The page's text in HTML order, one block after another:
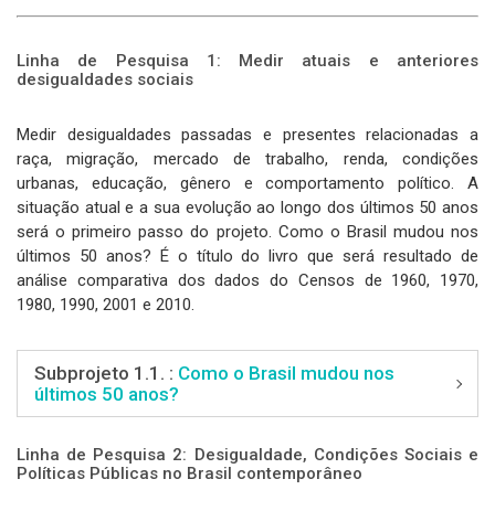
Linha de Pesquisa 1: Medir atuais e anteriores
desigualdades sociais
Medir desigualdades passadas e presentes relacionadas a
raça, migração, mercado de trabalho, renda, condições
urbanas, educação, gênero e comportamento político. A
situação atual e a sua evolução ao longo dos últimos 50 anos
será o primeiro passo do projeto. Como o Brasil mudou nos
últimos 50 anos? É o título do livro que será resultado de
análise comparativa dos dados do Censos de 1960, 1970,
1980, 1990, 2001 e 2010.
Subprojeto 1.1. : Como o Brasil mudou nos
últimos 50 anos?
Linha de Pesquisa 2: Desigualdade, Condições Sociais e
Políticas Públicas no Brasil contemporâneo